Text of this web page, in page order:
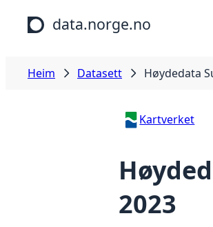
Hopp til hovudinnhald
data.norge.no
Heim Datasett Høydedata
Kartverket
2023